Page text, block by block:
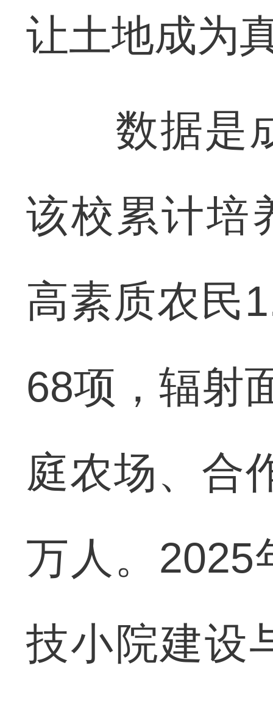
让土地成为
数据是成
该校累计培
高素质农民
68项，辐射
庭农场、合
万人。2025
技小院建设